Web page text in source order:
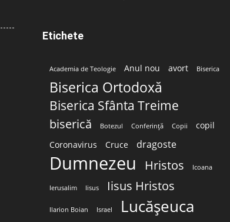
Etichete
Academia de Teologie Anul nou avort Biserica
Biserica Ortodoxă
Biserica Sfânta Treime
biserică Botezul Conferință Copii
copil
Coronavirus
Cruce dragoste
Dumnezeu Hristos Icoana
Ierusalim Iisus Iisus Hristos
Ilarion Boian Israel Lucășeuca